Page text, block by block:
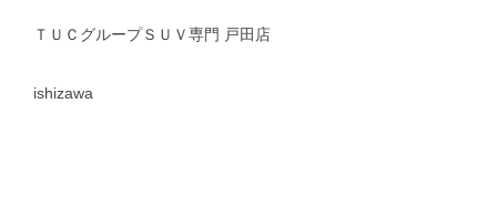
ＴＵＣグループＳＵＶ専門 戸田店
ishizawa